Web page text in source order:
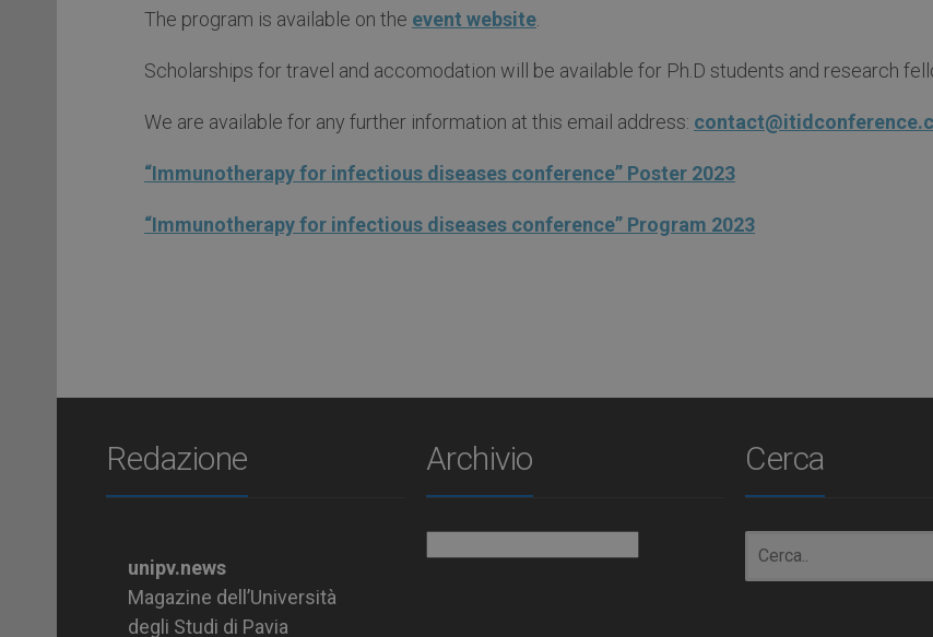
The program is available on the event website
Scholarships for travel and accomodation will be available for Ph.D students and research
We are available for any further information at this email address:
“Immunotherapy for infectious diseases conference” Poster 2023
“Immunotherapy for infectious diseases conference” Program 2023
Redazione
unipv.news
Magazine dell’Università
degli Studi di Pavia
Archivio Cerca